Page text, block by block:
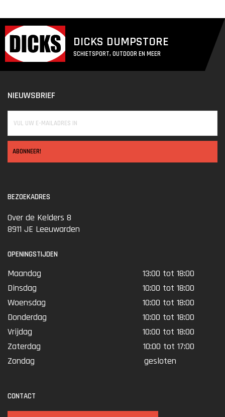
DICKS DUMPSTORE
SCHIETSPORT, OUTDOOR EN MEER
NIEUWSBRIEF
ABONNEER!
BEZOEKADRES
Over de Kelders 8
8911 JE Leeuwarden
OPENINGSTIJDEN
Maandag
13:00 tot 18:00
Dinsdag
10:00 tot 18:00
Woensdag
10:00 tot 18:00
Donderdag
10:00 tot 18:00
Vrijdag
10:00 tot 18:00
Zaterdag
10:00 tot 17:00
Zondag
gesloten
CONTACT